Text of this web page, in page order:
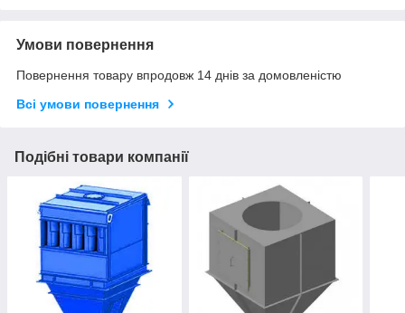
Умови повернення
Повернення товару впродовж 14 днів за домовленістю
Всі умови повернення
Подібні товари компанії